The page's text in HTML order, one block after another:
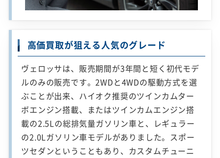
高価買取が狙える人気のグレード
ヴェロッサは、販売期間が3年間と短く初代モデ
ルのみの販売です。2WDと4WDの駆動方式を選
ぶことが出来、ハイオク推奨のツインカムター
ボエンジン搭載、またはツインカムエンジン搭
載の2.5Lの総排気量ガソリン車と、レギュラー
の2.0Lガソリン車モデルがありました。スポー
ツセダンということもあり、カスタムチューニ